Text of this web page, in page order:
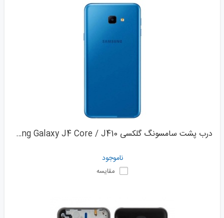
درب پشت سامسونگ گلکسی Samsung Galaxy J4 Core / J410
ناموجود
مقایسه